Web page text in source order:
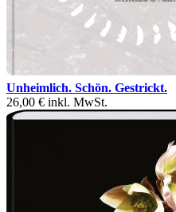
Unheimlich. Schön. Gestrickt.
26,00 € inkl. MwSt.